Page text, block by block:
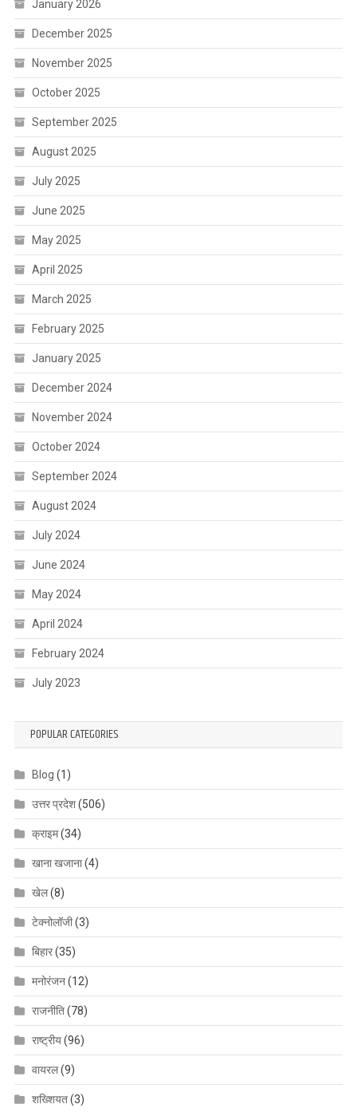
January 2026
December 2025
November 2025
October 2025
September 2025
August 2025
July 2025
June 2025
May 2025
April 2025
March 2025
February 2025
January 2025
December 2024
November 2024
October 2024
September 2024
August 2024
July 2024
June 2024
May 2024
April 2024
February 2024
July 2023
POPULAR CATEGORIES
Blog (1)
उत्तर प्रदेश(506)
क्राइम(34)
खाना खजाना(4)
खेल(8)
टेक्नोलॉजी(3)
बिहार(35)
मनोरंजन(12)
राजनीति(78)
राष्ट्रीय(96)
वायरल(9)
शख्शियत(3)